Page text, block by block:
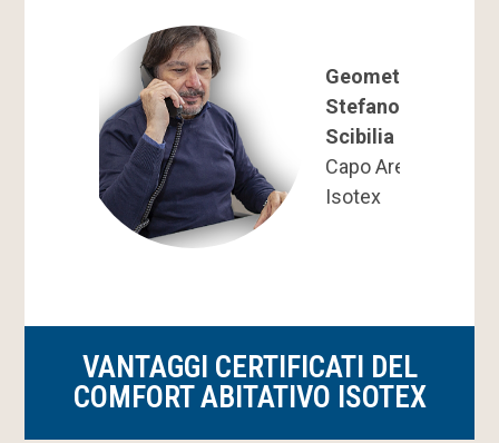
Geometra
Stefano
Scibilia
Capo Area
Isotex
VANTAGGI CERTIFICATI DEL
COMFORT ABITATIVO ISOTEX